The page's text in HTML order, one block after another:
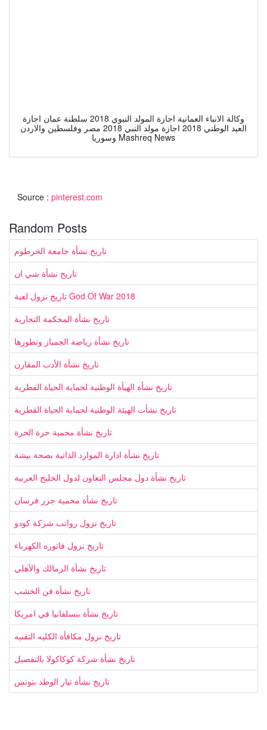
وكالة الانباء العمانية اجازة المولد النبوي 2018 سلطنة عمان اجازة
العيد الوطني 2018 اجازة مولد النبي 2018 مصر وفلسطين والاردن
وسوريا Mashreq News
Source : pinterest.com
Random Posts
تاريخ نشأة جامعة الخرطوم
تاريخ نشأة شي ان
تاريخ نزول لعبة God Of War 2018
تاريخ نشأة المحكمة التجارية
تاريخ نشأة رياضة الجمباز وتطورها
تاريخ نشأة الأدب المقارن
تاريخ نشأة الهيأة الوطنية لحماية الحياة الفطرية
تاريخ نشأت الهيئة الوطنية لحماية الحياة الفطرية
تاريخ نشأة محمية حرة الحرة
تاريخ نشأة ادارة الموارد الذاتية بصحة بيشة
تاريخ نشأة دول مجلس التعاون لدول الخليج العربية
تاريخ نشأة محمية جزر فرسان
تاريخ نزول رواتب شركة كودو
تاريخ نزول فاتوره الكهرباء
تاريخ نشأة الزمالك والأهلي
تاريخ نشأة فن الخشب
تاريخ نشأة بنسلفانيا في امريكا
تاريخ نزول مكافأة الكليه التقنيه
تاريخ نشأة شركة كوكاكولا بالتفصيل
تاريخ نشأة تيار الوطد بتونس